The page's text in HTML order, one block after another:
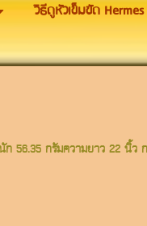
วิธีดูหัวเข็มขัด
56.35 กรัมความยาว 22 นิ้ว